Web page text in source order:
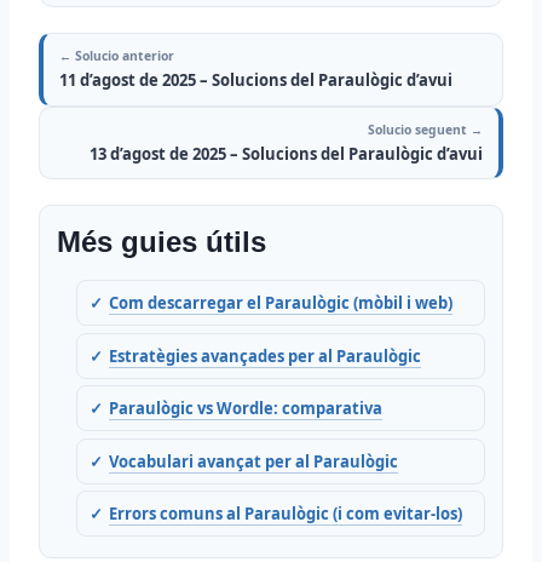
← Solucio anterior
11 d’agost de 2025 – Solucions del Paraulògic d’avui
Solucio seguent →
13 d’agost de 2025 – Solucions del Paraulògic d’avui
Més guies útils
Com descarregar el Paraulògic (mòbil i web)
Estratègies avançades per al Paraulògic
Paraulògic vs Wordle: comparativa
Vocabulari avançat per al Paraulògic
Errors comuns al Paraulògic (i com evitar-los)